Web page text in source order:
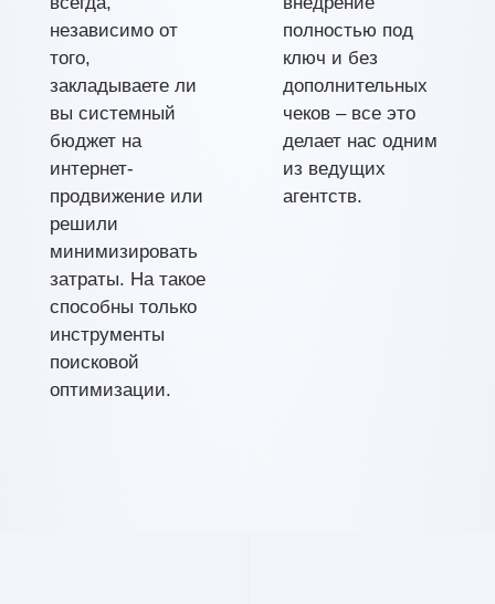
независимо от
того,
закладываете ли
вы системный
бюджет на
интернет-
продвижение или
решили
минимизировать
затраты. На такое
способны только
инструменты
поисковой
оптимизации.
полностью под
ключ и без
дополнительных
чеков – все это
делает нас одним
из ведущих
агентств.